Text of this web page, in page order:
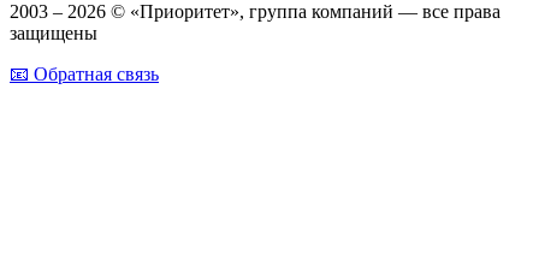
2003 – 2026 © «Приоритет», группа компаний — все права
защищены
📧 Обратная связь